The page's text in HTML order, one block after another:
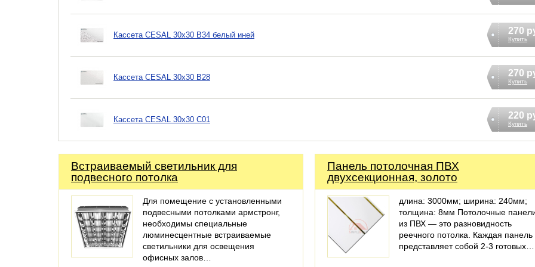
Кассета CESAL 30х30 B34 белый иней 270
Купить
Кассета CESAL 30х30 B28 270
Купить
Кассета CESAL 30х30 C01 220
Купить
Встраиваемый светильник для
подвесного потолка
Для помещение с установленными
подвесными потолками армстронг,
необходимы специальные
люминесцентные встраиваемые
светильники для освещения
офисных залов…
Панель потолочная ПВХ
двухсекционная, золото
длина: 3000мм; ширина: 240мм;
толщина: 8мм Потолочные
из ПВХ — это разновидность
реечного потолка. Каждая панель
представляет собой 2-3 готовых…